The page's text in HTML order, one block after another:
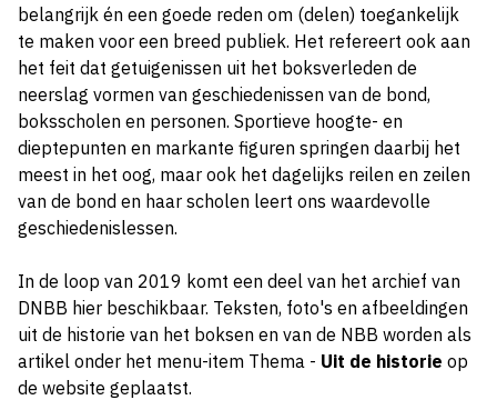
belangrijk én een goede reden om (delen) toegankelijk
te maken voor een breed publiek. Het refereert ook aan
het feit dat getuigenissen uit het boksverleden de
neerslag vormen van geschiedenissen van de bond,
boksscholen en personen. Sportieve hoogte- en
dieptepunten en markante figuren springen daarbij het
meest in het oog, maar ook het dagelijks reilen en zeilen
van de bond en haar scholen leert ons waardevolle
geschiedenislessen.
In de loop van 2019 komt een deel van het archief van
DNBB hier beschikbaar. Teksten, foto's en afbeeldingen
uit de historie van het boksen en van de NBB worden als
artikel onder het menu-item Thema - Uit de historie op
de website geplaatst.